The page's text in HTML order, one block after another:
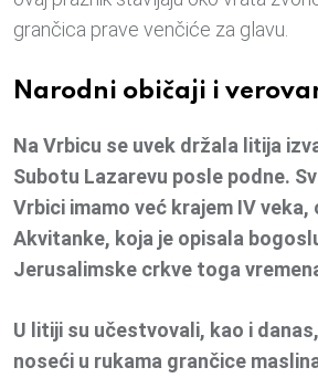
grančica prave venčiće za glavu.
Narodni običaji i
Na Vrbicu se uvek držala litija
Subotu Lazarevu posle podne.
Vrbici imamo već krajem IV veka,
Akvitanke, koja je opisala
Jerusalimske crkve toga
U litiji su učestvovali, kao i
noseći u rukama grančice